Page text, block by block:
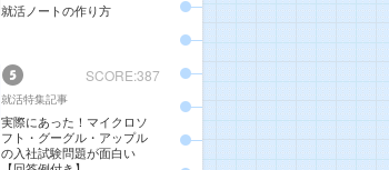
就活ノートの作り方
SCORE:387
就活特集記事
実際にあった！マイクロソ
フト・グーグル・アップル
の入社試験問題が面白い